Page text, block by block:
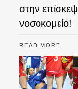
στην
νοσοκομείο!
READ MORE